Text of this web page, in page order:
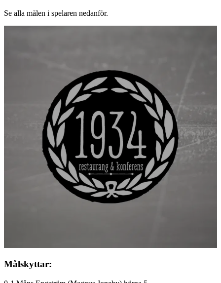
Se alla målen i spelaren nedanför.
Målskyttar: